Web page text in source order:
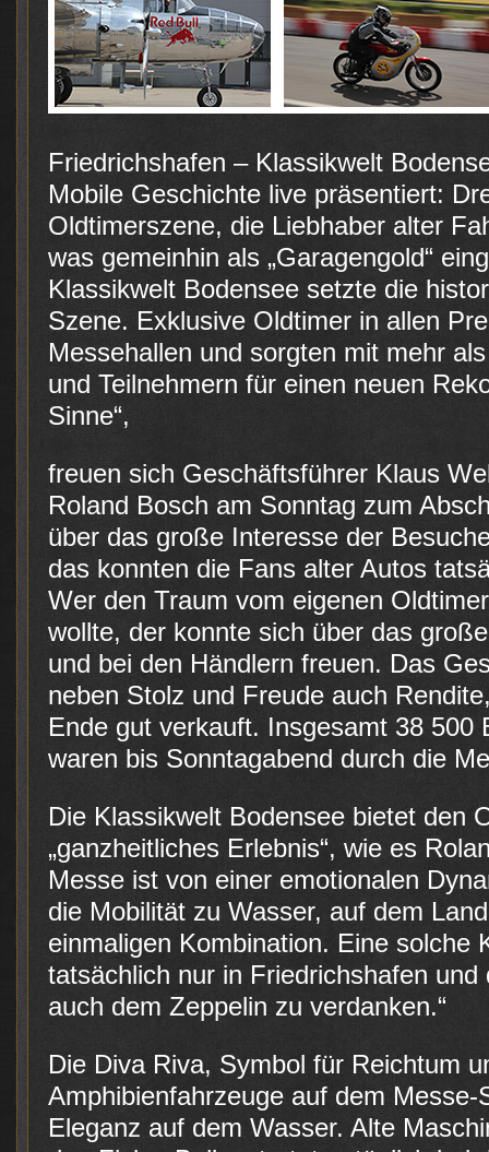
Friedrichshafen – Klassikwelt
Mobile Geschichte live präsentiert:
Oldtimerszene, die Liebhaber alter
was gemeinhin als „Garagengold“
Klassikwelt Bodensee setzte die
Szene. Exklusive Oldtimer in allen
Messehallen und sorgten mit mehr
und Teilnehmern für einen neuen
Sinne“,
freuen sich Geschäftsführer Klaus
Roland Bosch am Sonntag zum
über das große Interesse der
das konnten die Fans alter Autos
Wer den Traum vom eigenen
wollte, der konnte sich über das
und bei den Händlern freuen. Das
neben Stolz und Freude auch
Ende gut verkauft. Insgesamt 38 500
waren bis Sonntagabend durch die
Die Klassikwelt Bodensee bietet den
„ganzheitliches Erlebnis“, wie es
Messe ist von einer emotionalen
die Mobilität zu Wasser, auf dem
einmaligen Kombination. Eine solche
tatsächlich nur in Friedrichshafen
auch dem Zeppelin zu verdanken.“
Die Diva Riva, Symbol für Reichtum
Amphibienfahrzeuge auf dem
Eleganz auf dem Wasser. Alte